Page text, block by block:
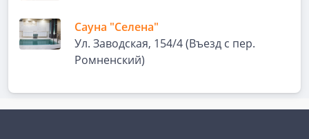
Сауна "Селена"
Ул. Заводская, 154/4 (Въезд с пер.
Ромненский)